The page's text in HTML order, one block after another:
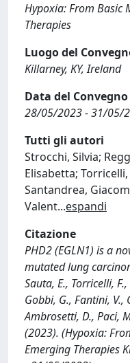
Hypoxia: From Basic
Therapies
Luogo del
Killarney, KY, Ireland
Data del Convegno
28/05/2023 - 31/05/
Tutti gli autori
Strocchi, Silvia;
Elisabetta;
Santandrea,
Valent...espandi
Citazione
PHD2 (EGLN1) is a
mutated lung
Sauta, E., Torricelli,
Gobbi, G., Fantini, V.,
Ambrosetti, D., Paci,
(2023). (Hypoxia:
Emerging Therapies